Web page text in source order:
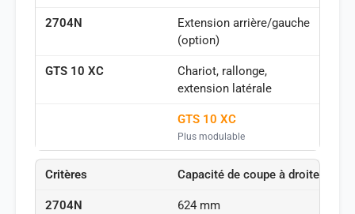
Extension arrière/gauche
(option)
Chariot, rallonge,
extension latérale
GTS 10 XC
Plus modulable
Capacité de coupe à droite
624 mm